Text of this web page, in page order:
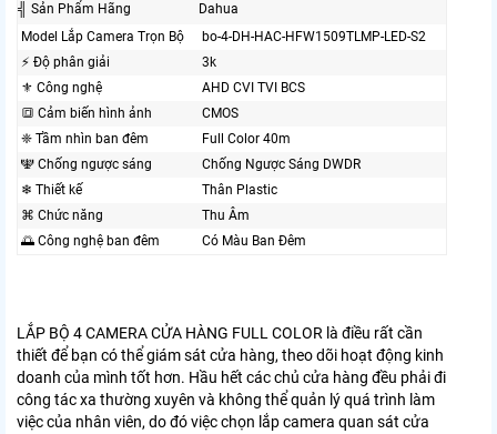
╣ Sản Phẩm Hãng
Dahua
Model Lắp Camera Trọn Bộ
bo-4-DH-HAC-HFW1509TLMP-LED-S2
️⚡ Độ phân giải
3k
⚜️ Công nghệ
AHD CVI TVI BCS
🔳 Cảm biến hình ảnh
CMOS
❈ Tầm nhìn ban đêm
Full Color 40m
🕎 Chống ngược sáng
Chống Ngược Sáng DWDR
❄ Thiết kế
Thân Plastic
⌘ Chức năng
Thu Âm
🌅 Công nghệ ban đêm
Có Màu Ban Ðêm
LẮP BỘ 4 CAMERA CỬA HÀNG FULL COLOR là điều rất cần
thiết để bạn có thể giám sát cửa hàng, theo dõi hoạt động kinh
doanh của mình tốt hơn. Hầu hết các chủ cửa hàng đều phải đi
công tác xa thường xuyên và không thể quản lý quá trình làm
việc của nhân viên, do đó việc chọn lắp camera quan sát cửa